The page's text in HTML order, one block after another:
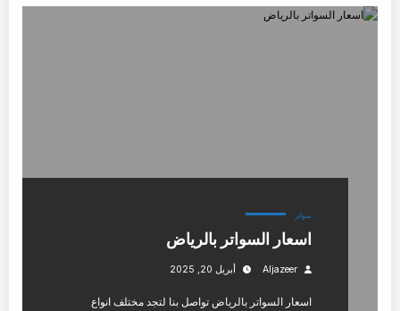
سواتر
اسعار السواتر بالرياض
Aljazeer أبريل 20, 2025
اسعار السواتر بالرياض تواصل بنا لتجد مختلف انواع